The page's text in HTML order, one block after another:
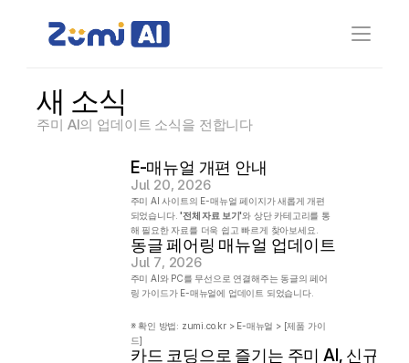
E-매뉴얼 개편 안내
Jul 20, 2026
주미 AI 사이트의 E-매뉴얼 페이지가 새롭게 개편
되었습니다. '전체 자료 보기'와 상단 카테고리를 통
해 필요한 자료를 더욱 쉽고 빠르게 찾아보세요.
동글 페어링 매뉴얼 업데이트
Jul 7, 2026
주미 AI와 PC를 무선으로 연결해주는 동글의 페어
링 가이드가 E-매뉴얼에 업데이트 되었습니다.
※ 확인 방법: zumi.co.kr > E-매뉴얼 > [제품 가이
드]
새 소식
주미 AI의 업데이트 소식을 전합니다